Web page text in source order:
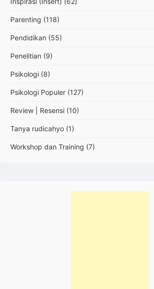
Parenting (118)
Pendidikan (55)
Penelitian (9)
Psikologi (8)
Psikologi Populer (127)
Review | Resensi (10)
Tanya rudicahyo (1)
Workshop dan Training (7)